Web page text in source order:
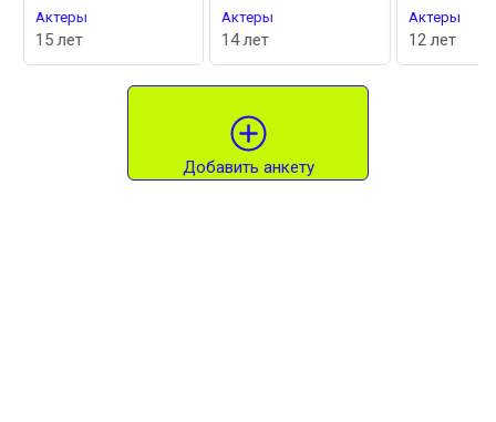
Актеры
15 лет
Актеры
14 лет
Актеры
12 лет
Добавить анкету